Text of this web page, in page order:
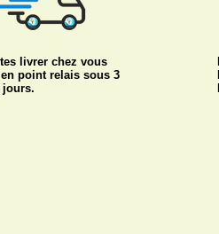
livrer chez vous
point relais sous 3
jours.